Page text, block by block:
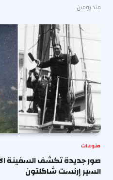
منذ يومين
منوعات
صور جديدة تكشف السفينة
السير إرنست شاكلتون